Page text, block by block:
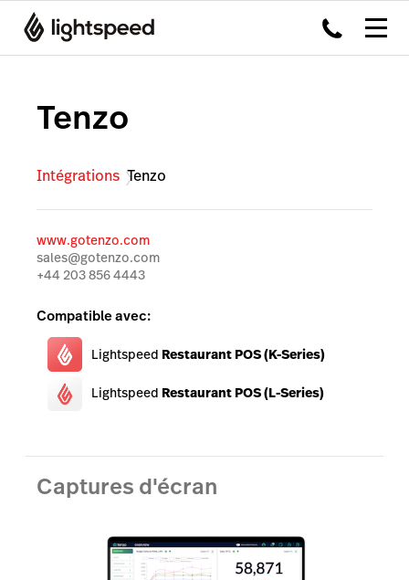
Tenzo
Intégrations Tenzo
www.gotenzo.com
sales@gotenzo.com
+44 203 856 4443
Compatible avec:
Lightspeed Restaurant POS (K-Series)
Lightspeed Restaurant POS (L-Series)
Captures d'écran